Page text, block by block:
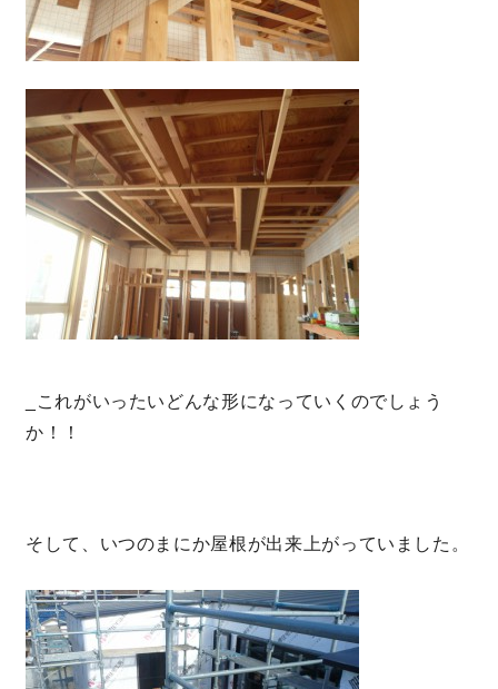
_これがいったいどんな形になっていくのでしょう
か！！
そして、いつのまにか屋根が出来上がっていました。